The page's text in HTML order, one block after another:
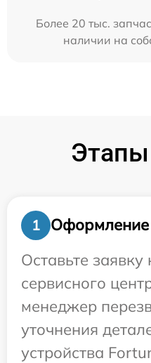
Более 20 тыс.
наличии на
1
Оформление
Оставьте заявку
сервисного
менеджер
уточнения
устройства